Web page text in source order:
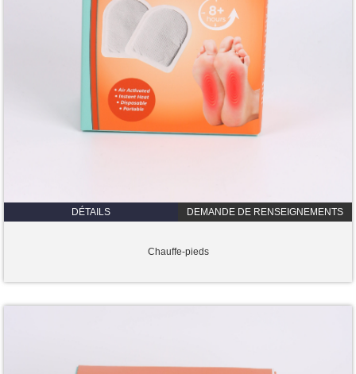
DÉTAILS DEMANDE DE RENSEIGNEMENTS
Chauffe-pieds